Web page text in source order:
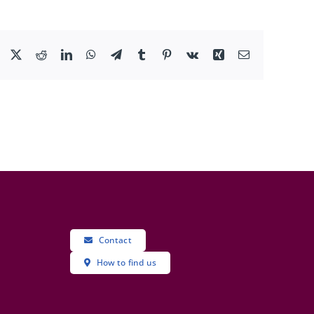
Facebook
X RedditLinkedInWhatsApp
TelegramTumblr Pinterest
Vk Xing Email
Contact
How to find us